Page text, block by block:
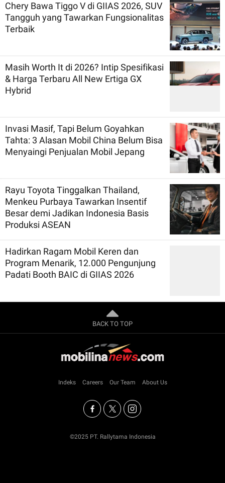
Chery Bawa Tiggo V di GIIAS 2026, SUV
Tangguh yang Tawarkan Fungsionalitas
Terbaik
Masih Worth It di 2026? Intip Spesifikasi
& Harga Terbaru All New Ertiga GX
Hybrid
Invasi Masif, Tapi Belum Goyahkan
Tahta: 3 Alasan Mobil China Belum Bisa
Menyaingi Penjualan Mobil Jepang
Rayu Toyota Tinggalkan Thailand,
Menkeu Purbaya Tawarkan Insentif
Besar demi Jadikan Indonesia Basis
Produksi ASEAN
Hadirkan Ragam Mobil Keren dan
Program Menarik, 12.000 Pengunjung
Padati Booth BAIC di GIIAS 2026
BACK TO TOP
Indeks Careers Our Team About Us
©2025 PT. Rallytama Indonesia